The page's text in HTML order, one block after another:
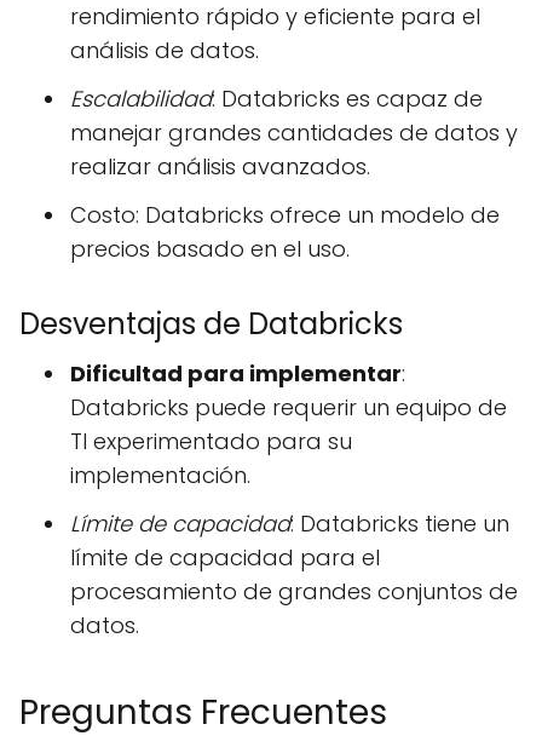
rendimiento rápido y eficiente para el
análisis de datos.
Escalabilidad: Databricks es capaz de
manejar grandes cantidades de datos y
realizar análisis avanzados.
Costo: Databricks ofrece un modelo de
precios basado en el uso.
Desventajas de Databricks
Dificultad para implementar:
Databricks puede requerir un equipo de
TI experimentado para su
implementación.
Límite de capacidad: Databricks tiene un
límite de capacidad para el
procesamiento de grandes conjuntos de
datos.
Preguntas Frecuentes